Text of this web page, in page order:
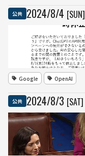
公共 2024/8/4 [SUN]
Google OpenAI
公共 2024/8/3 [SAT]